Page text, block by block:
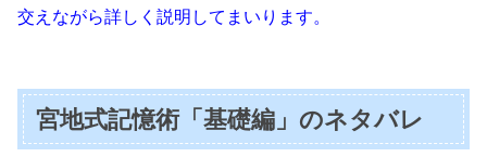
交えながら詳しく説明してまいります。
宮地式記憶術「基礎編」のネタバレ